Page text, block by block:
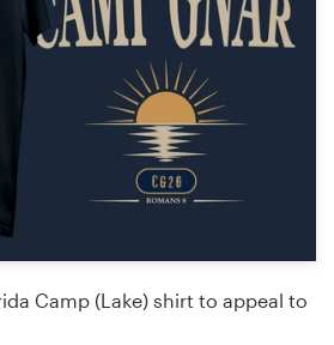
Camp (Lake) shirt to appeal to